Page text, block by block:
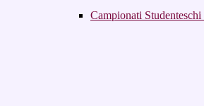
Campionati